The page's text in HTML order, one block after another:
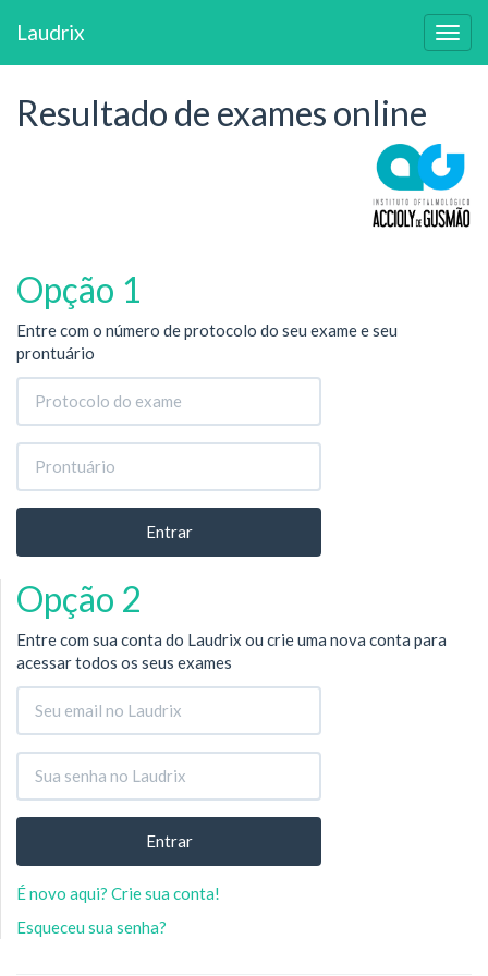
Laudrix
Resultado de exames online
Opção 1
Entre com o número de protocolo do seu exame e seu
prontuário
Opção 2
Entre com sua conta do Laudrix ou crie uma nova conta para
acessar todos os seus exames
É novo aqui? Crie sua conta!
Esqueceu sua senha?